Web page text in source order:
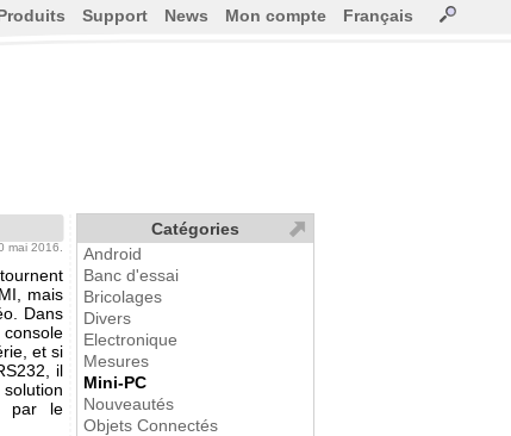
mai 2016.
mais
Dans
et si
il
par le
Support News Mon compte Français
Catégories
Android
Banc d'essai
Bricolages
Divers
Electronique
Mesures
Mini-PC
Nouveautés
Objets Connectés